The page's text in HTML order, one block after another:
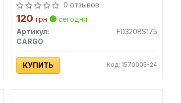
0 отзывов
120грн
сегодня
Артикул:
F0320BS175
CARGO
КУПИТЬ Код: 1570005-24